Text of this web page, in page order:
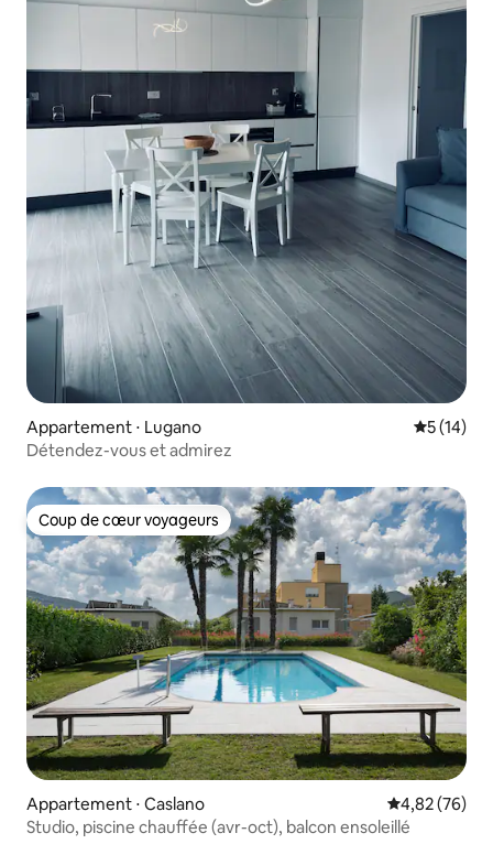
Appartement ⋅ Lugano
5 (14)
Détendez-vous et admirez
Coup de cœur voyageurs
Coup de cœur voyageurs
Appartement ⋅ Caslano Évaluation
4,82 (76)
Studio, piscine chauffée (avr-oct), balcon ensoleillé